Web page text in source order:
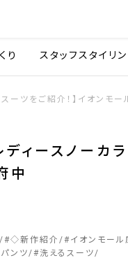
り スタッフスタイリ
ーツをご紹介！】イオンモ
ディースノーカ
中
#◇新作紹介 #イオンモー
ンツ #洗えるスーツ